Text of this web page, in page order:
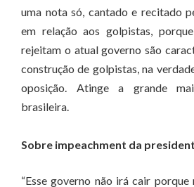
uma nota só, cantado e recitado
em relação aos golpistas,
rejeitam o atual governo são
construção de golpistas, na
oposição. Atinge a grande
brasileira.
Sobre impeachment da
“Esse governo não irá cair